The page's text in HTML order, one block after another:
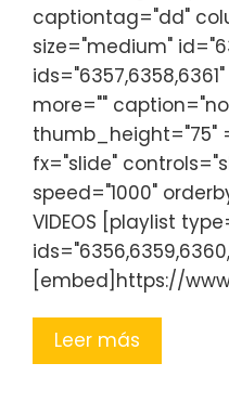
captiontag="dd"
size="medium"
more=""
thumb_height="75"
fx="slide"
speed="1000"
VIDEOS [playlist
[embed]https://
Leer más